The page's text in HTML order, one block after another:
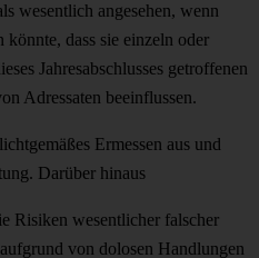
wesentlich angesehen, wenn
dass sie einzeln oder
Jah­resabschlusses getroffenen
Adressaten beein­flussen.
Ermessen aus und
Darüber hinaus
Risiken wesentlicher falscher
von dolosen Handlungen